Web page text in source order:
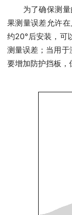
为了确保测量
果测量误差允许
约20°后安装，可
测量误差；当用
要增加防护挡板，